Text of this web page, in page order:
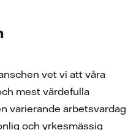
vet vi att våra
mest värdefulla
varierande arbetsvardag
och yrkesmässig